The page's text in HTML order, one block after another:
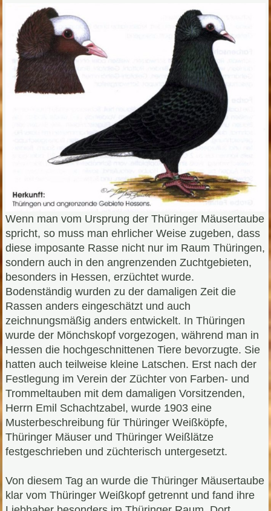
Wenn man vom Ursprung der Thüringer Mäusertaube
spricht, so muss man ehrlicher Weise zugeben, dass
diese imposante Rasse nicht nur im Raum Thüringen,
sondern auch in den angrenzenden Zuchtgebieten,
besonders in Hessen, erzüchtet wurde.
Bodenständig wurden zu der damaligen Zeit die
Rassen anders eingeschätzt und auch
zeichnungsmäßig anders entwickelt. In Thüringen
wurde der Mönchskopf vorgezogen, während man in
Hessen die hochgeschnittenen Tiere bevorzugte. Sie
hatten auch teilweise kleine Latschen. Erst nach der
Festlegung im Verein der Züchter von Farben- und
Trommeltauben mit dem damaligen Vorsitzenden,
Herrn Emil Schachtzabel, wurde 1903 eine
Musterbeschreibung für Thüringer Weißköpfe,
Thüringer Mäuser und Thüringer Weißlätze
festgeschrieben und züchterisch untergesetzt.
Von diesem Tag an wurde die Thüringer Mäusertaube
klar vom Thüringer Weißkopf getrennt und fand ihre